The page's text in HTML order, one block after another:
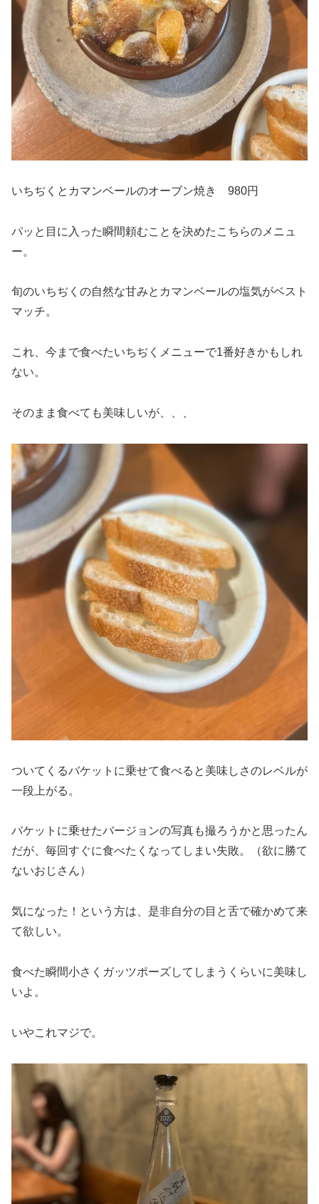
いちぢくとカマンベールのオーブン焼き 980円
パッと目に入った瞬間頼むことを決めたこちらのメニュ
ー。
旬のいちぢくの自然な甘みとカマンベールの塩気がベスト
マッチ。
これ、今まで食べたいちぢくメニューで1番好きかもしれ
ない。
そのまま食べても美味しいが、、、
ついてくるバケットに乗せて食べると美味しさのレベルが
一段上がる。
バケットに乗せたバージョンの写真も撮ろうかと思ったん
だが、毎回すぐに食べたくなってしまい失敗。（欲に勝て
ないおじさん）
気になった！という方は、是非自分の目と舌で確かめて来
て欲しい。
食べた瞬間小さくガッツポーズしてしまうくらいに美味し
いよ。
いやこれマジで。